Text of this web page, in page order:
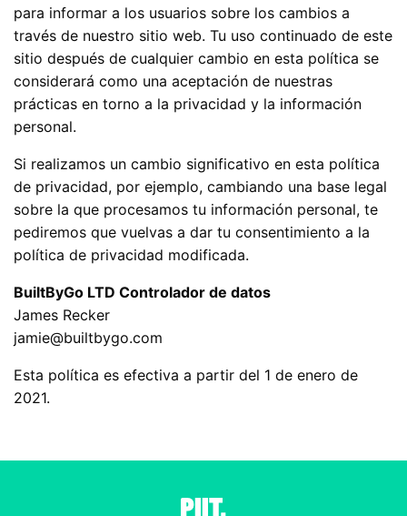
para informar a los usuarios sobre los cambios a
través de nuestro sitio web. Tu uso continuado de este
sitio después de cualquier cambio en esta política se
considerará como una aceptación de nuestras
prácticas en torno a la privacidad y la información
personal.
Si realizamos un cambio significativo en esta política
de privacidad, por ejemplo, cambiando una base legal
sobre la que procesamos tu información personal, te
pediremos que vuelvas a dar tu consentimiento a la
política de privacidad modificada.
BuiltByGo LTD Controlador de datos
James Recker
jamie@builtbygo.com
Esta política es efectiva a partir del 1 de enero de
2021.